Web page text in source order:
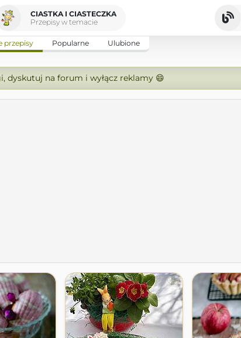
CIASTKA I CIASTECZKA
Przepisy w temacie
przepisy Popularne Ulubione
dyskutuj na forum i wyłącz reklamy 😄